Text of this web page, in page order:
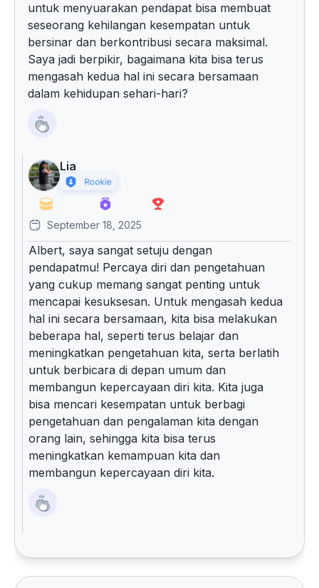
untuk menyuarakan pendapat bisa membuat
seseorang kehilangan kesempatan untuk
bersinar dan berkontribusi secara maksimal.
Saya jadi berpikir, bagaimana kita bisa terus
mengasah kedua hal ini secara bersamaan
dalam kehidupan sehari-hari?
Lia
September 18, 2025
Albert, saya sangat setuju dengan
pendapatmu! Percaya diri dan pengetahuan
yang cukup memang sangat penting untuk
mencapai kesuksesan. Untuk mengasah kedua
hal ini secara bersamaan, kita bisa melakukan
beberapa hal, seperti terus belajar dan
meningkatkan pengetahuan kita, serta berlatih
untuk berbicara di depan umum dan
membangun kepercayaan diri kita. Kita juga
bisa mencari kesempatan untuk berbagi
pengetahuan dan pengalaman kita dengan
orang lain, sehingga kita bisa terus
meningkatkan kemampuan kita dan
membangun kepercayaan diri kita.